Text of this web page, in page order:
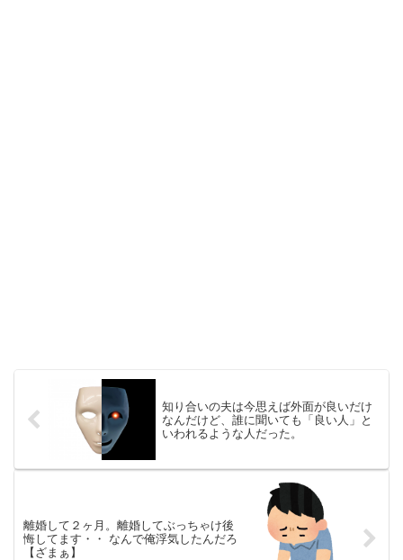
知り合いの夫は今思えば外面が良いだけ
なんだけど、誰に聞いても「良い人」と
いわれるような人だった。
離婚して２ヶ月。離婚してぶっちゃけ後
悔してます・・ なんで俺浮気したんだろ
【ざまぁ】